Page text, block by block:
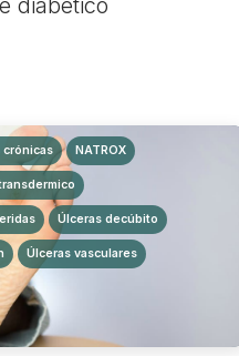
diabético
crónicas NATROX
Úlceras decúbito
Úlceras vasculares